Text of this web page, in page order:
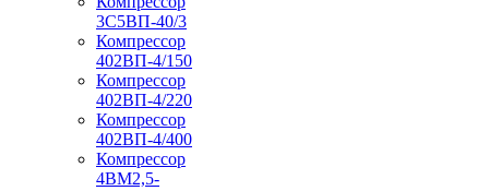
3С5ВП-40/3
Компрессор
402ВП-4/150
Компрессор
402ВП-4/220
Компрессор
402ВП-4/400
Компрессор
4ВМ2,5-